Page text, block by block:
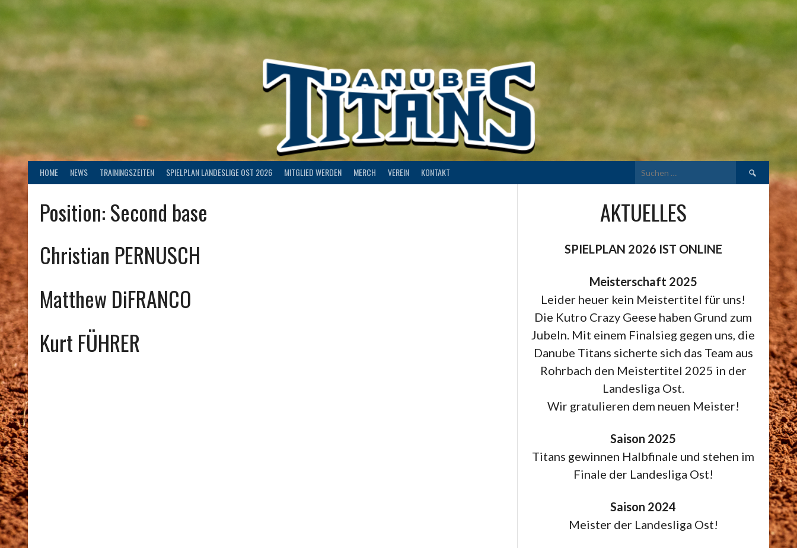
Springe
Inhalt
HOME NEWS TRAININGSZEITEN SPIELPLAN LANDESLIGE OST 2026 MITGLIED WERDEN MERCH VEREIN KONTAKT
Suchen
Position:Second base
Christian PERNUSCH
Matthew DiFRANCO
Kurt FÜHRER
AKTUELLES
SPIELPLAN 2026 IST ONLINE
Meisterschaft 2025
Leider heuer kein Meistertitel für uns!
Die Kutro Crazy Geese haben Grund zum
Jubeln. Mit einem Finalsieg gegen uns, die
Danube Titans sicherte sich das Team aus
Rohrbach den Meistertitel 2025 in der
Landesliga Ost.
Wir gratulieren dem neuen Meister!
Saison 2025
Titans gewinnen Halbfinale und stehen im
Finale der Landesliga Ost!
Saison 2024
Meister der Landesliga Ost!